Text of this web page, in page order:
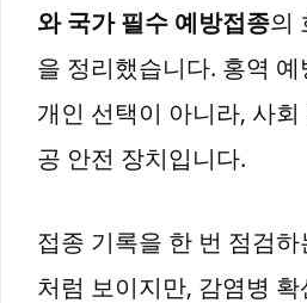
와 국가 필수 예방접종의
을 정리했습니다. 홍역
개인 선택이 아니라, 사
공 안전 장치입니다.
접종 기록을 한 번 점검
처럼 보이지만, 감염병